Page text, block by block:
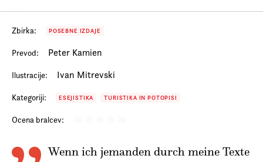
Zbirka: POSEBNE IZDAJE
Prevod: Peter Kamien
Ilustracije: Ivan Mitrevski
Kategoriji: ESEJISTIKA TURISTIKA IN POTOPISI
Ocena bralcev:
Wenn ich jemanden durch meine Texte